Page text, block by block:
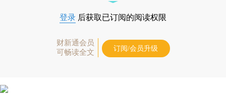
登录 后获取已订阅的阅读权限
财新通会员
可畅读全文
订阅/会员升级